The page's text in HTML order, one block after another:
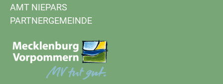
AMT NIEPARS
PARTNERGEMEINDE